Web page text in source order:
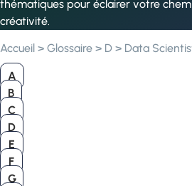
thématiques pour éclairer votre
créativité.
Accueil > Glossaire > D > Data
A
B
C
D
E
F
G